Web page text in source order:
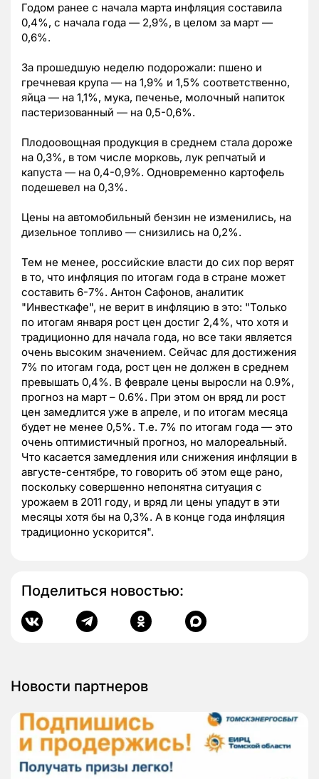
Годом ранее с начала марта инфляция составила
0,4%, с начала года — 2,9%, в целом за март —
0,6%.
За прошедшую неделю подорожали: пшено и
гречневая крупа — на 1,9% и 1,5% соответственно,
яйца — на 1,1%, мука, печенье, молочный напиток
пастеризованный — на 0,5-0,6%.
Плодоовощная продукция в среднем стала дороже
на 0,3%, в том числе морковь, лук репчатый и
капуста — на 0,4-0,9%. Одновременно картофель
подешевел на 0,3%.
Цены на автомобильный бензин не изменились, на
дизельное топливо — снизились на 0,2%.
Тем не менее, российские власти до сих пор верят
в то, что инфляция по итогам года в стране может
составить 6-7%. Антон Сафонов, аналитик
"Инвесткафе", не верит в инфляцию в это: "Только
по итогам января рост цен достиг 2,4%, что хотя и
традиционно для начала года, но все таки является
очень высоким значением. Сейчас для достижения
7% по итогам года, рост цен не должен в среднем
превышать 0,4%. В феврале цены выросли на 0.9%,
прогноз на март – 0.6%. При этом он вряд ли рост
цен замедлится уже в апреле, и по итогам месяца
будет не менее 0,5%. Т.е. 7% по итогам года — это
очень оптимистичный прогноз, но малореальный.
Что касается замедления или снижения инфляции в
августе-сентябре, то говорить об этом еще рано,
поскольку совершенно непонятна ситуация с
урожаем в 2011 году, и вряд ли цены упадут в эти
месяцы хотя бы на 0,3%. А в конце года инфляция
традиционно ускорится".
Поделиться новостью:
Новости партнеров